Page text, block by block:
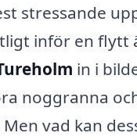
stressande
inför en
in i
noggranna
vad kan